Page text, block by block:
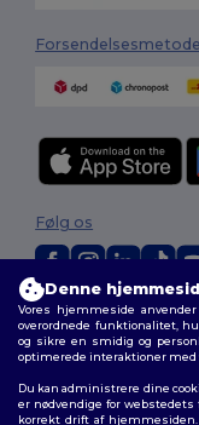
2026.
Vilkår og Betingelser|
cookies|Sitemap
Følg os
Denne
Vores hjemmeside
overordnede funktionalitet,
og sikre en smidig og
optimerede interaktioner med
Du kan administrere dine
er nødvendige for
korrekt drift af